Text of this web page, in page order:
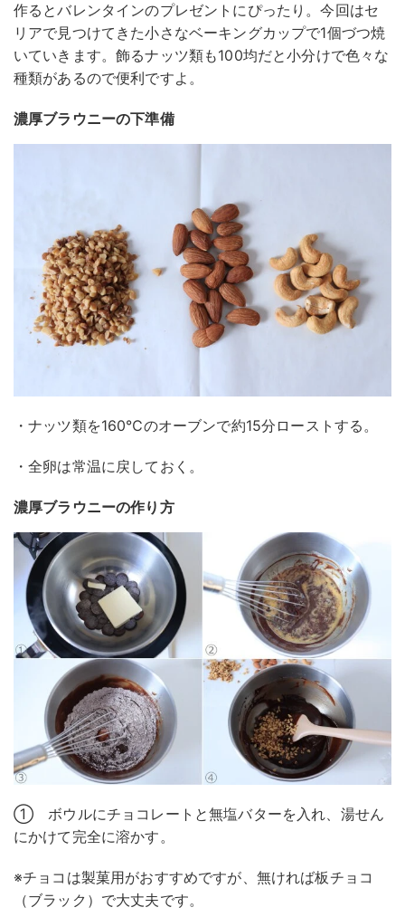
作るとバレンタインのプレゼントにぴったり。今回はセ
リアで見つけてきた小さなベーキングカップで1個づつ焼
いていきます。飾るナッツ類も100均だと小分けで色々な
種類があるので便利ですよ。
濃厚ブラウニーの下準備
・ナッツ類を160℃のオーブンで約15分ローストする。
・全卵は常温に戻しておく。
濃厚ブラウニーの作り方
① ボウルにチョコレートと無塩バターを入れ、湯せん
にかけて完全に溶かす。
※チョコは製菓用がおすすめですが、無ければ板チョコ
（ブラック）で大丈夫です。